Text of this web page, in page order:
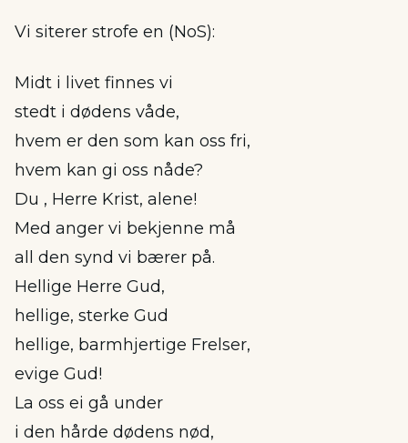
Vi siterer strofe en (NoS):
Midt i livet finnes vi
stedt i dødens våde,
hvem er den som kan oss fri,
hvem kan gi oss nåde?
Du , Herre Krist, alene!
Med anger vi bekjenne må
all den synd vi bærer på.
Hellige Herre Gud,
hellige, sterke Gud
hellige, barmhjertige Frelser,
evige Gud!
La oss ei gå under
i den hårde dødens nød,